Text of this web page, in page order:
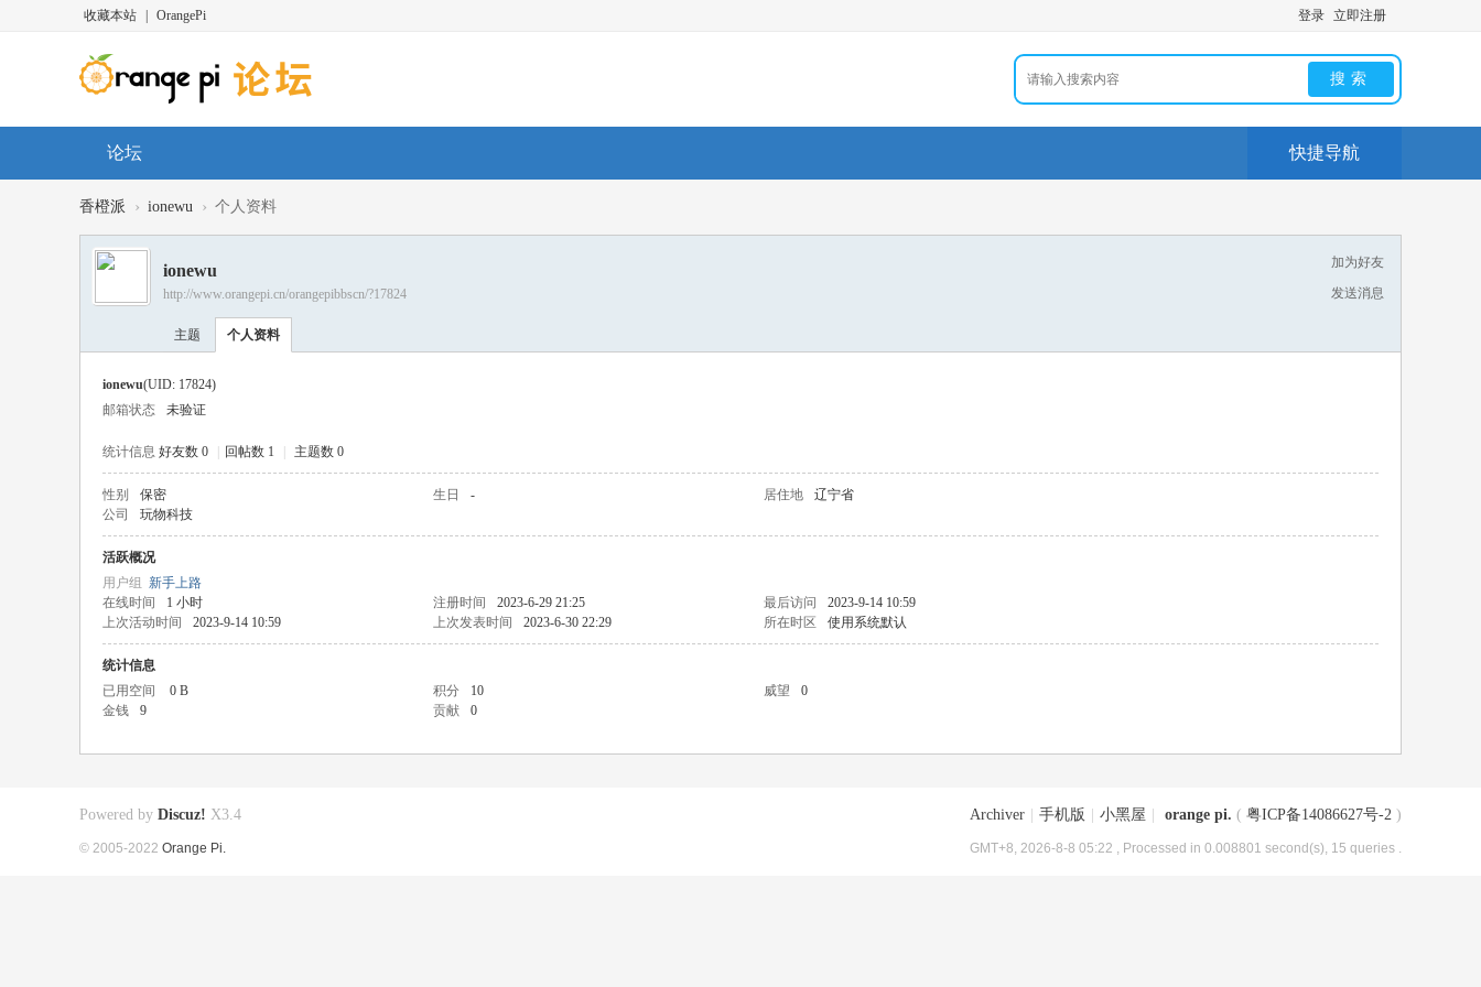
收藏本站 OrangePi 登录 立即注册
搜索
论坛 快捷导航
香橙派 › ionewu › 个人资料
加为好友
发送消息
ionewu
http://www.orangepi.cn/orangepibbscn/?17824
主题 个人资料
ionewu(UID: 17824)
邮箱状态
未验证
统计信息 好友数 0 回帖数 1 主题数 0
性别 保密 生日 - 居住地
辽宁省
公司
玩物科技
活跃概况
用户组 新手上路
在线时间
1 小时 注册时间 2023-6-29 21:25 最后访问
2023-9-14 10:59
上次活动时间
2023-9-14 10:59 上次发表时间 2023-6-30 22:29 所在时区 使用系统默认
统计信息
已用空间
0 B 积分 10 威望
0
金钱
9 贡献 0
Archiver 手机版 小黑屋 orange pi. ( 粤ICP备14086627号-2 )
GMT+8, 2026-8-8 05:22 , Processed in 0.008801 second(s), 15 queries .
Powered by Discuz! X3.4
© 2005-2022 Orange Pi.